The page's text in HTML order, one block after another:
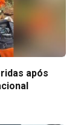
após